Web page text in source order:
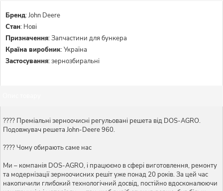
Бренд:John Deere
Стан: Нові
Призначення:Запчастини для бункера
Країна виробник:Україна
Застосування:зернозбиральні
???? Преміальні зерноочисні регульовані решета від DOS-AGRO.
Подовжувач решета John-Deere 960.
???? Чому обирають саме нас
Ми – компанія DOS-AGRO, і працюємо в сфері виготовлення, ремонту
та модернізації зерноочисних решіт уже понад 20 років. За цей час
накопичили глибокий технологічний досвід, постійно вдосконалюючи